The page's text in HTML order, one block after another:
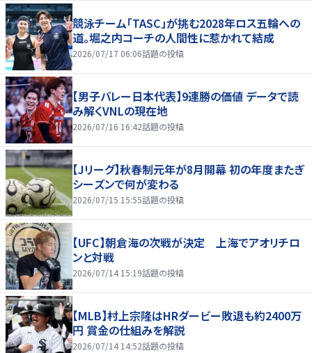
競泳チーム「TASC」が挑む2028年ロス五輪への
道。堀之内コーチの人間性に惹かれて結成
2026/07/17 06:06話題の投稿
【男子バレー日本代表】9連勝の価値 データで読
み解くVNLの現在地
2026/07/16 16:42話題の投稿
【Jリーグ】秋春制元年が8月開幕 初の年度またぎ
シーズンで何が変わる
2026/07/15 15:55話題の投稿
【UFC】朝倉海の次戦が決定 上海でアオリチロ
ンと対戦
2026/07/14 15:19話題の投稿
【MLB】村上宗隆はHRダービー敗退も約2400万
円 賞金の仕組みを解説
2026/07/14 14:52話題の投稿